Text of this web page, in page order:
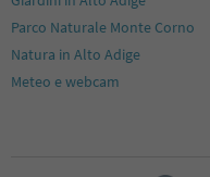
Parco Naturale Monte Corno
Natura in Alto Adige
Meteo e webcam